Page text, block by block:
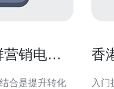
销电话
合是提升转化
香
入门提